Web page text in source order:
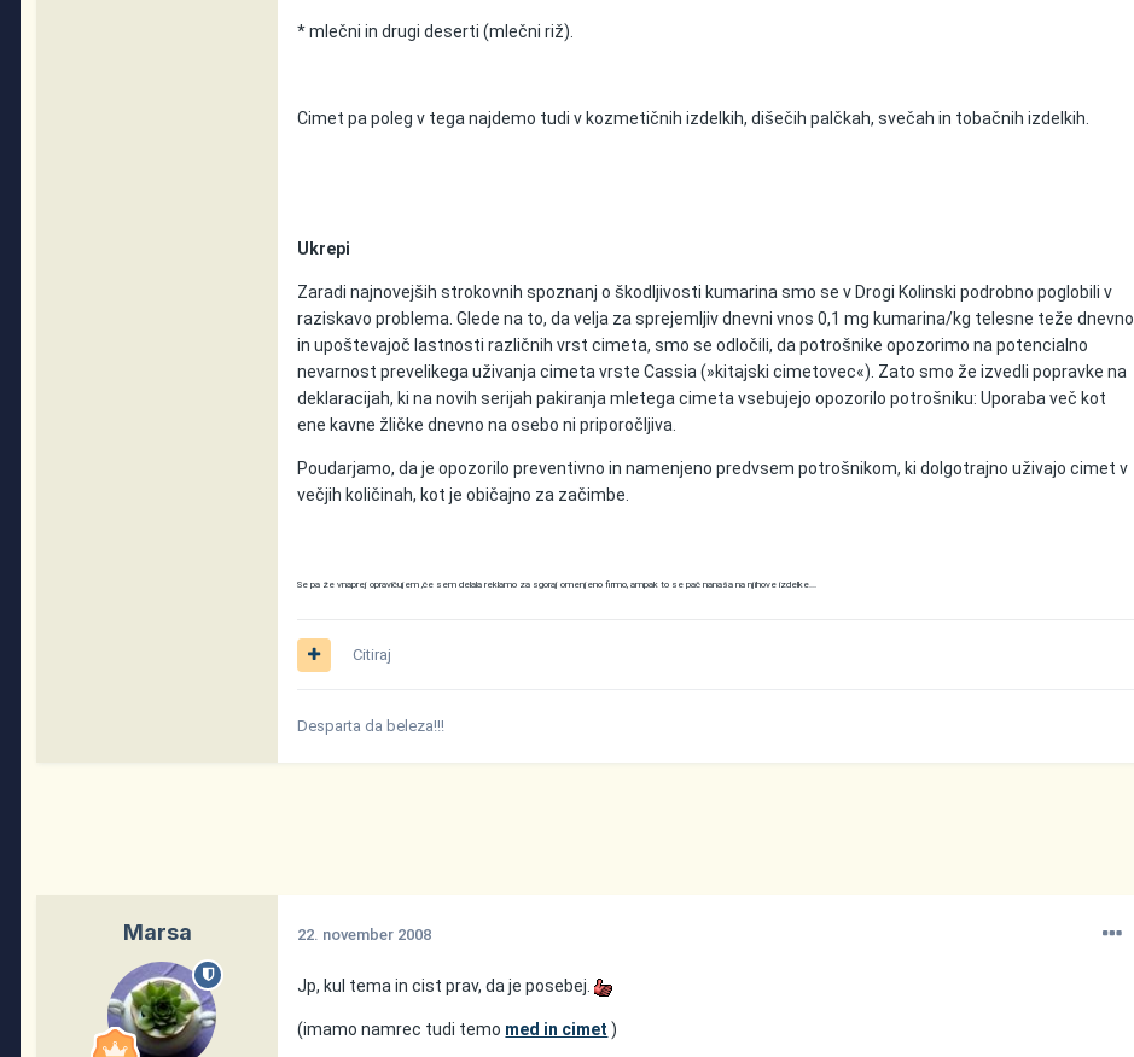
* mlečni in drugi deserti (mlečni riž).
Cimet pa poleg v tega najdemo tudi v kozmetičnih izdelkih, dišečih palčkah, svečah in tobačnih izdelkih.
Ukrepi
Zaradi najnovejših strokovnih spoznanj o škodljivosti kumarina smo se v Drogi Kolinski podrobno poglobili v
raziskavo problema. Glede na to, da velja za sprejemljiv dnevni vnos 0,1 mg kumarina/kg telesne teže dnevno
in upoštevajoč lastnosti različnih vrst cimeta, smo se odločili, da potrošnike opozorimo na potencialno
nevarnost prevelikega uživanja cimeta vrste Cassia (»kitajski cimetovec«). Zato smo že izvedli popravke na
deklaracijah, ki na novih serijah pakiranja mletega cimeta vsebujejo opozorilo potrošniku: Uporaba več kot
ene kavne žličke dnevno na osebo ni priporočljiva.
Poudarjamo, da je opozorilo preventivno in namenjeno predvsem potrošnikom, ki dolgotrajno uživajo cimet v
večjih količinah, kot je običajno za začimbe.
Se pa že vnaprej opravičujem ,če sem delala reklamo za sgoraj omenjeno firmo, ampak to se pač nanaša na njihove izdelke...
Citiraj
Desparta da beleza!!!
Marsa 22. november 2008
Jp, kul tema in cist prav, da je posebej.
(imamo namrec tudi temo med in cimet )